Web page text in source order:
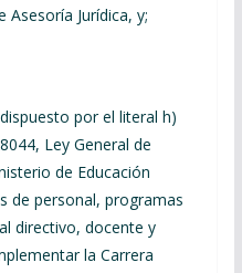
Asesoría Jurídica, y;
por el literal h)
Ley General de
de Educación
de personal, programas
directivo, docente y
la Carrera